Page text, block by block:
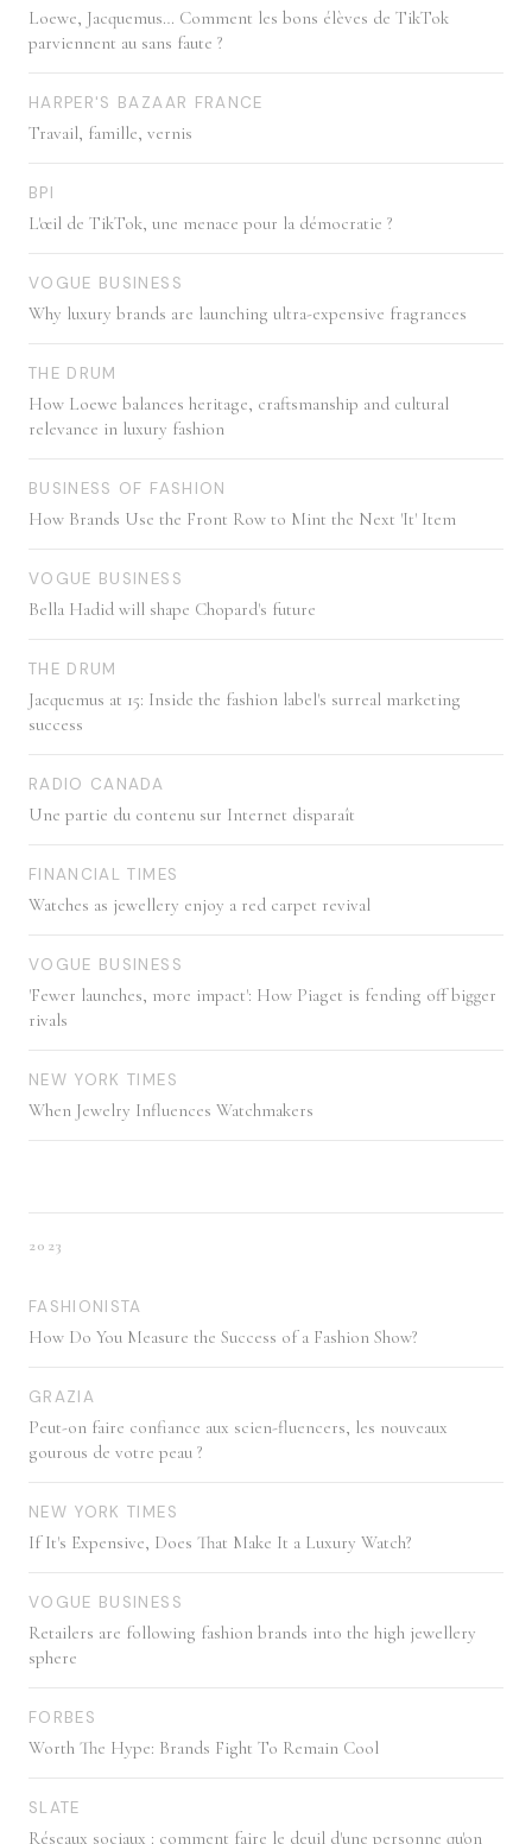
Loewe, Jacquemus… Comment les bons élèves de TikTok
parviennent au sans faute ?
HARPER'S BAZAAR FRANCE
Travail, famille, vernis
BPI
L'œil de TikTok, une menace pour la démocratie ?
VOGUE BUSINESS
Why luxury brands are launching ultra-expensive fragrances
THE DRUM
How Loewe balances heritage, craftsmanship and cultural
relevance in luxury fashion
BUSINESS OF FASHION
How Brands Use the Front Row to Mint the Next 'It' Item
VOGUE BUSINESS
Bella Hadid will shape Chopard's future
THE DRUM
Jacquemus at 15: Inside the fashion label's surreal marketing
success
RADIO CANADA
Une partie du contenu sur Internet disparaît
FINANCIAL TIMES
Watches as jewellery enjoy a red carpet revival
VOGUE BUSINESS
'Fewer launches, more impact': How Piaget is fending off bigger
rivals
NEW YORK TIMES
When Jewelry Influences Watchmakers
2023
FASHIONISTA
How Do You Measure the Success of a Fashion Show?
GRAZIA
Peut-on faire confiance aux scien-fluencers, les nouveaux
gourous de votre peau ?
NEW YORK TIMES
If It's Expensive, Does That Make It a Luxury Watch?
VOGUE BUSINESS
Retailers are following fashion brands into the high jewellery
sphere
FORBES
Worth The Hype: Brands Fight To Remain Cool
SLATE
Réseaux sociaux : comment faire le deuil d'une personne qu'on